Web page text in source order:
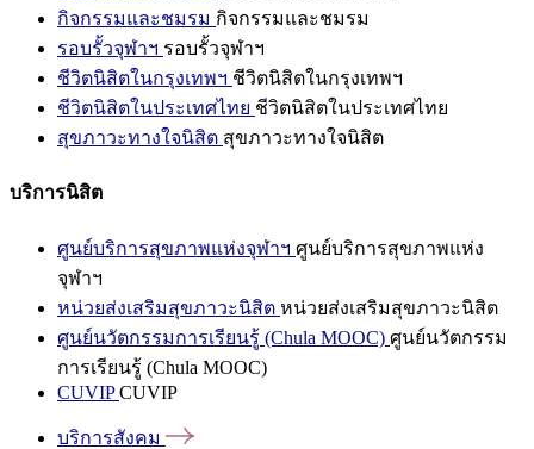
กิจกรรมและชมรม กิจกรรมและชมรม
รอบรั้วจุฬาฯ รอบรั้วจุฬาฯ
ชีวิตนิสิตในกรุงเทพฯ ชีวิตนิสิตในกรุงเทพฯ
ชีวิตนิสิตในประเทศไทย ชีวิตนิสิตในประเทศไทย
สุขภาวะทางใจนิสิต สุขภาวะทางใจนิสิต
บริการนิสิต
ศูนย์บริการสุขภาพแห่งจุฬาฯ ศูนย์บริการสุขภาพแห่ง
จุฬาฯ
หน่วยส่งเสริมสุขภาวะนิสิต หน่วยส่งเสริมสุขภาวะนิสิต
ศูนย์นวัตกรรมการเรียนรู้ (Chula MOOC) ศูนย์นวัตกรรม
การเรียนรู้ (Chula MOOC)
CUVIPCUVIP
บริการสังคม